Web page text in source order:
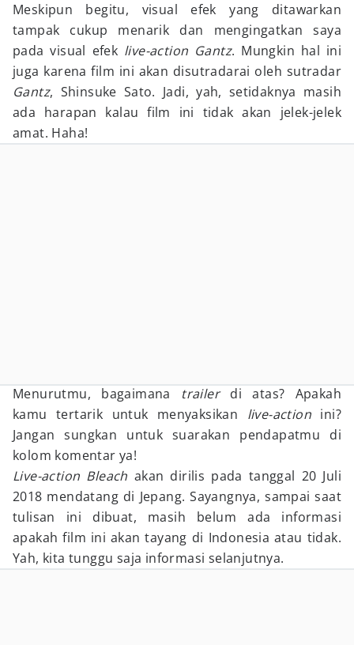
Meskipun begitu, visual efek yang ditawarkan
tampak cukup menarik dan mengingatkan saya
pada visual efek live-action Gantz. Mungkin hal ini
juga karena film ini akan disutradarai oleh sutradar
Gantz, Shinsuke Sato. Jadi, yah, setidaknya masih
ada harapan kalau film ini tidak akan jelek-jelek
amat. Haha!
Menurutmu, bagaimana trailer di atas? Apakah
kamu tertarik untuk menyaksikan live-action ini?
Jangan sungkan untuk suarakan pendapatmu di
kolom komentar ya!
Live-action Bleach akan dirilis pada tanggal 20 Juli
2018 mendatang di Jepang. Sayangnya, sampai saat
tulisan ini dibuat, masih belum ada informasi
apakah film ini akan tayang di Indonesia atau tidak.
Yah, kita tunggu saja informasi selanjutnya.